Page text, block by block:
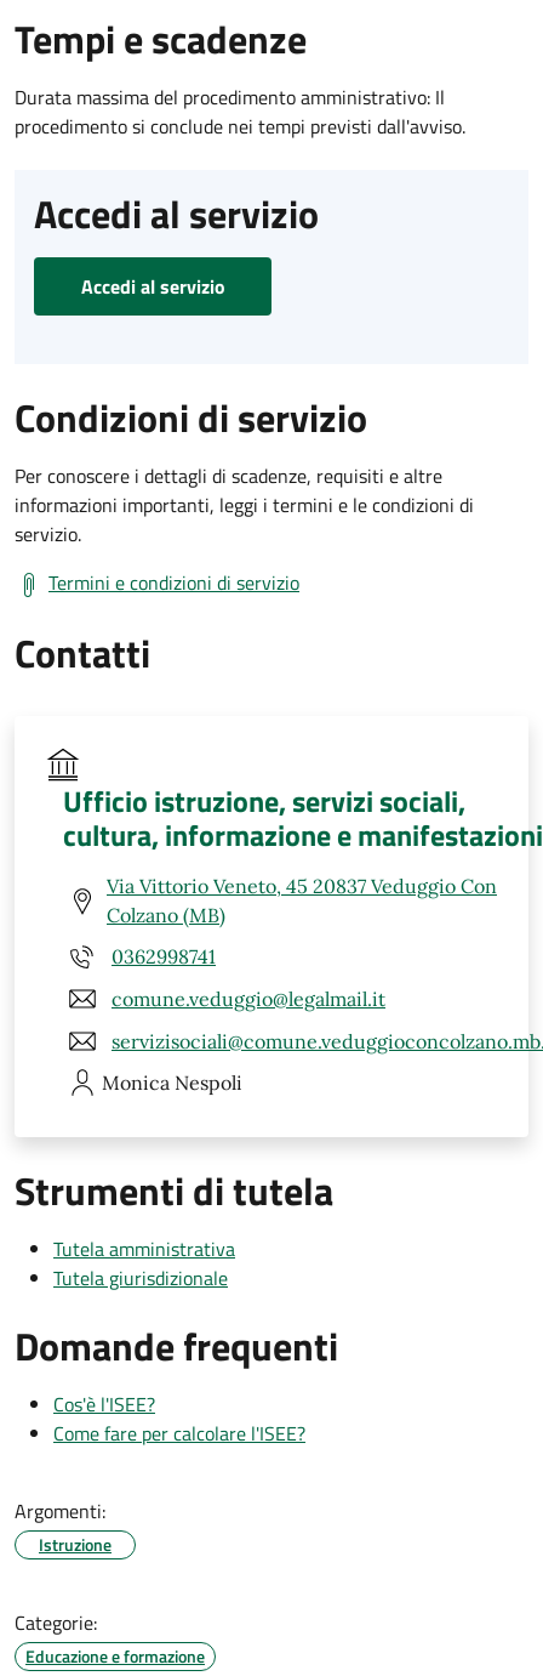
Tempi e scadenze
Durata massima del procedimento amministrativo: Il
procedimento si conclude nei tempi previsti dall'avviso.
Accedi al servizio
Accedi al servizio
Condizioni di servizio
Per conoscere i dettagli di scadenze, requisiti e altre
informazioni importanti, leggi i termini e le condizioni di
servizio.
Termini e condizioni di servizio
Contatti
Ufficio istruzione, servizi sociali,
cultura, informazione e manifestazioni
Via Vittorio Veneto, 45 20837 Veduggio Con
Colzano (MB)
0362998741
comune.veduggio@legalmail.it
Monica Nespoli
Strumenti di tutela
Tutela amministrativa
Tutela giurisdizionale
Domande frequenti
Cos'è l'ISEE?
Come fare per calcolare l'ISEE?
Argomenti:
Istruzione
Categorie:
Educazione e formazione